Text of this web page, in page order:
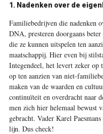
1. Nadenken over de
Familiebedrijven die nadenken
DNA, presteren doorgaans
die ze kunnen uitspelen ten
maatschappij. Hier even bij
Integendeel, het levert zeker op
op ten aanzien van niet-
maken van de waarden en
continuïteit en overdracht naar
men zich hier helemaal bewust
gebracht. Vader Karel
lijn. Dus check!